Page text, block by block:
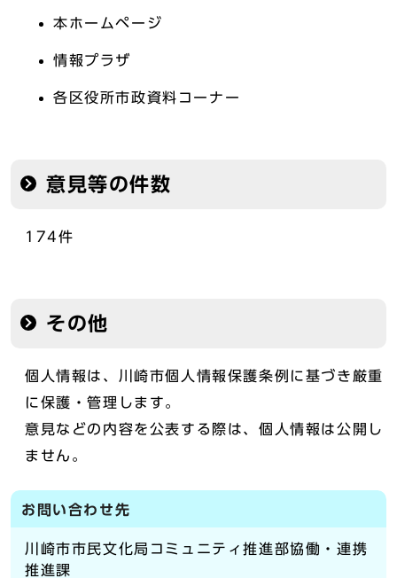
本ホームページ
情報プラザ
各区役所市政資料コーナー
意見等の件数
174件
その他
個人情報は、川崎市個人情報保護条例に基づき厳重
に保護・管理します。
意見などの内容を公表する際は、個人情報は公開し
ません。
お問い合わせ先
川崎市市民文化局コミュニティ推進部協働・連携
推進課